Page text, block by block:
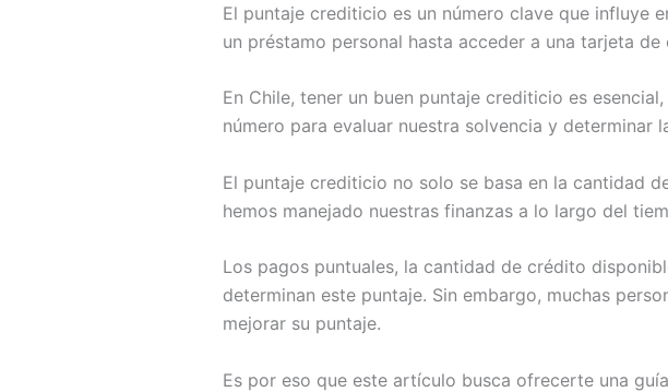
El puntaje crediticio es un número clave que influye
un préstamo personal hasta acceder a una tarjeta
En Chile, tener un buen puntaje crediticio es
número para evaluar nuestra solvencia y
El puntaje crediticio no solo se basa en la cantidad
hemos manejado nuestras finanzas a lo largo del
Los pagos puntuales, la cantidad de crédito
determinan este puntaje. Sin embargo, muchas
mejorar su puntaje.
Es por eso que este artículo busca ofrecerte una